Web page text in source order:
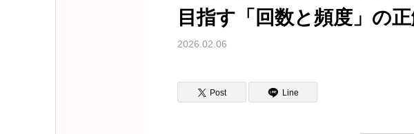
目指す「回数と頻度」の
2026.02.06
Post Line